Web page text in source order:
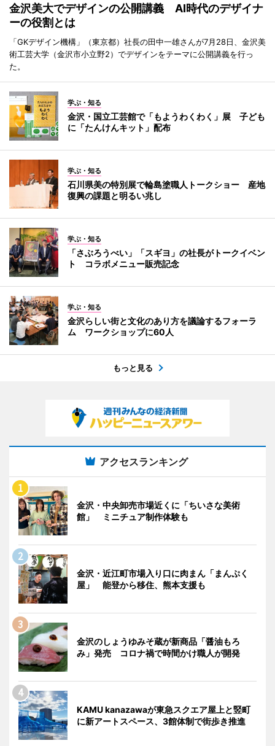
金沢美大でデザインの公開講義 AI時代のデザイナ
ーの役割とは
「GKデザイン機構」（東京都）社長の田中一雄さんが7月28日、金沢美
術工芸大学（金沢市小立野2）でデザインをテーマに公開講義を行っ
た。
学ぶ・知る
金沢・国立工芸館で「もようわくわく」展 子ども
に「たんけんキット」配布
学ぶ・知る
石川県美の特別展で輪島塗職人トークショー 産地
復興の課題と明るい兆し
学ぶ・知る
「さぶろうべい」「スギヨ」の社長がトークイベン
ト コラボメニュー販売記念
学ぶ・知る
金沢らしい街と文化のあり方を議論するフォーラ
ム ワークショップに60人
もっと見る
アクセスランキング
金沢・中央卸売市場近くに「ちいさな美術
館」 ミニチュア制作体験も
金沢・近江町市場入り口に肉まん「まんぷく
屋」 能登から移住、熊本支援も
金沢のしょうゆみそ蔵が新商品「醤油もろ
み」発売 コロナ禍で時間かけ職人が開発
KAMU kanazawaが東急スクエア屋上と竪町
に新アートスペース、3館体制で街歩き推進